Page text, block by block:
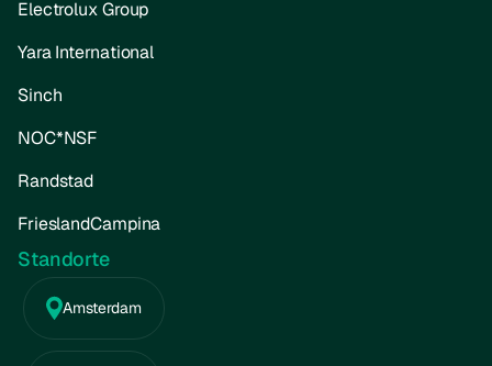
Electrolux Group
Yara International
Sinch
NOC*NSF
Randstad
FrieslandCampina
Standorte
Amsterdam